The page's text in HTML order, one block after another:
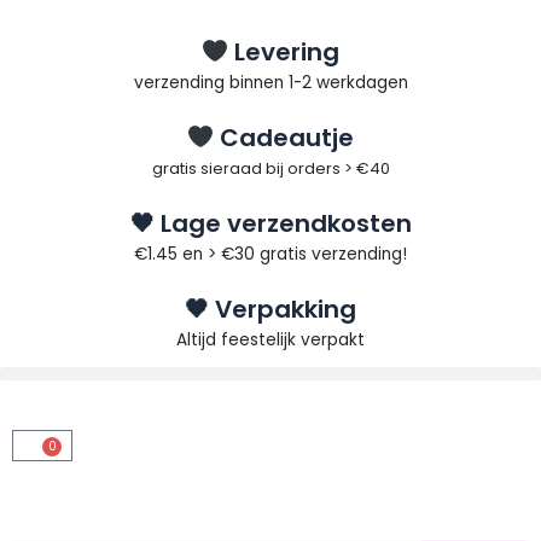
Levering
verzending binnen 1-2 werkdagen
Cadeautje
gratis sieraad bij orders > €40
🖤 Lage verzendkosten
€1.45 en > €30 gratis verzending!
🖤 Verpakking
Altijd feestelijk verpakt
0
Winkelwagen